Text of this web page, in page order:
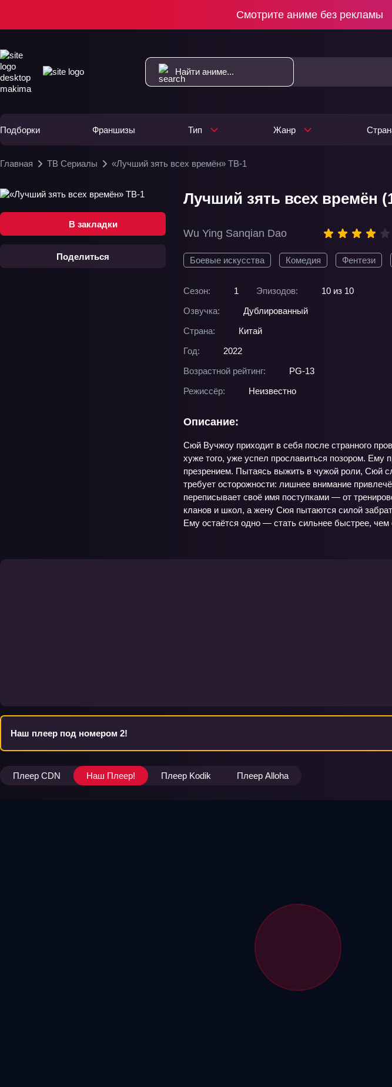
Смотрите аниме без рекламы
Подборки Франшизы Тип Жанр
Главная ТВ Сериалы «Лучший зять всех времён» ТВ-1
В закладки
Поделиться
Лучший зять всех времён
Wu Ying Sanqian Dao
Боевые искусства Комедия Фентези
Сезон: 1 Эпизодов:
10 из 10
Озвучка:
Дублированный
Страна:
Китай
Год:
2022
Возрастной рейтинг:
PG-13
Режиссёр:
Неизвестно
Описание:
Сюй Вучжоу приходит в себя после странного
хуже того, уже успел прославиться позором.
презрением. Пытаясь выжить в чужой роли, Сюй
требует осторожности: лишнее внимание
переписывает своё имя поступками — от
кланов и школ, а жену Сюя пытаются силой
Ему остаётся одно — стать сильнее быстрее, чем
Наш плеер под номером 2!
Плеер CDN Наш Плеер! Плеер Kodik Плеер Alloha